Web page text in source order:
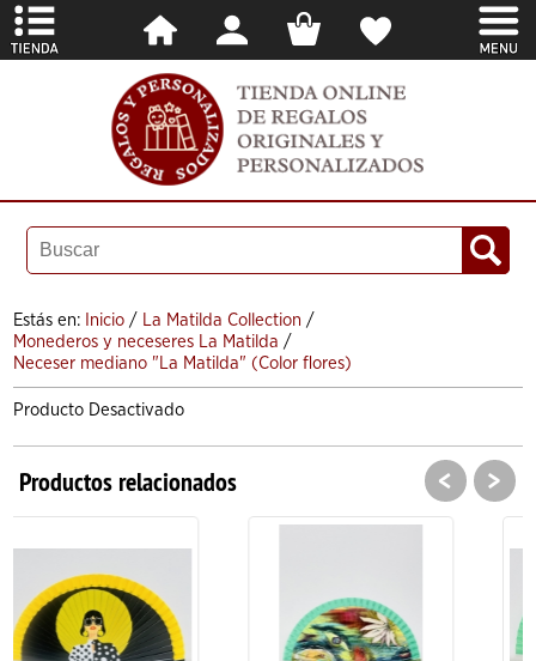
Estás en: Inicio / La Matilda Collection /
Monederos y neceseres La Matilda /
Neceser mediano "La Matilda" (Color flores)
Producto Desactivado
Productos relacionados < >